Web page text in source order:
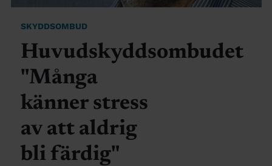
SKYDDSOMBUD
Huvudskyddsombudet
"Många
känner stress
av att aldrig
bli färdig"